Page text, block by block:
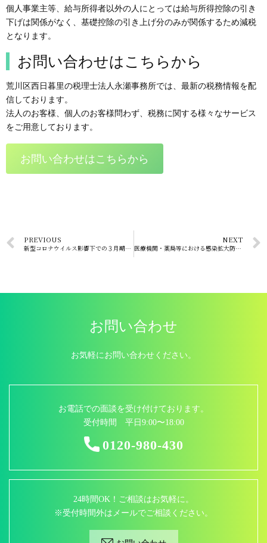
個人事業主等、給与所得者以外の人にとっては給与所得控除の引き
下げは関係がなく、基礎控除の引き上げ分のみが関係するため減税
となります。
お問い合わせはこちらから
荒川区西日暮里の税理士法人永瀬事務所では、最新の税務情報を配
信しております。
法人のお客様、個人のお客様問わず、税務に関する様々なサービス
をご用意しております。
お問い合わせはこちらから
PREVIOUS
新型コロナウイルス影響下での３月期決算対応
NEXT
医療機関・薬局等における感染拡大防止等支援事業のご案内
お問い合わせ
お気軽にお問い合わせください。
お電話での面談を受け付けております。
受付時間 平日9:00〜18:00
0120-980-430
24時間OK！ご相談はお気軽に。
※受付時間外はメールでご相談ください。